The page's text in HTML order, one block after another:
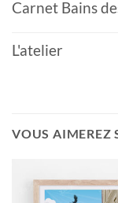
Carnet Bains
L'atelier
VOUS AIMEREZ